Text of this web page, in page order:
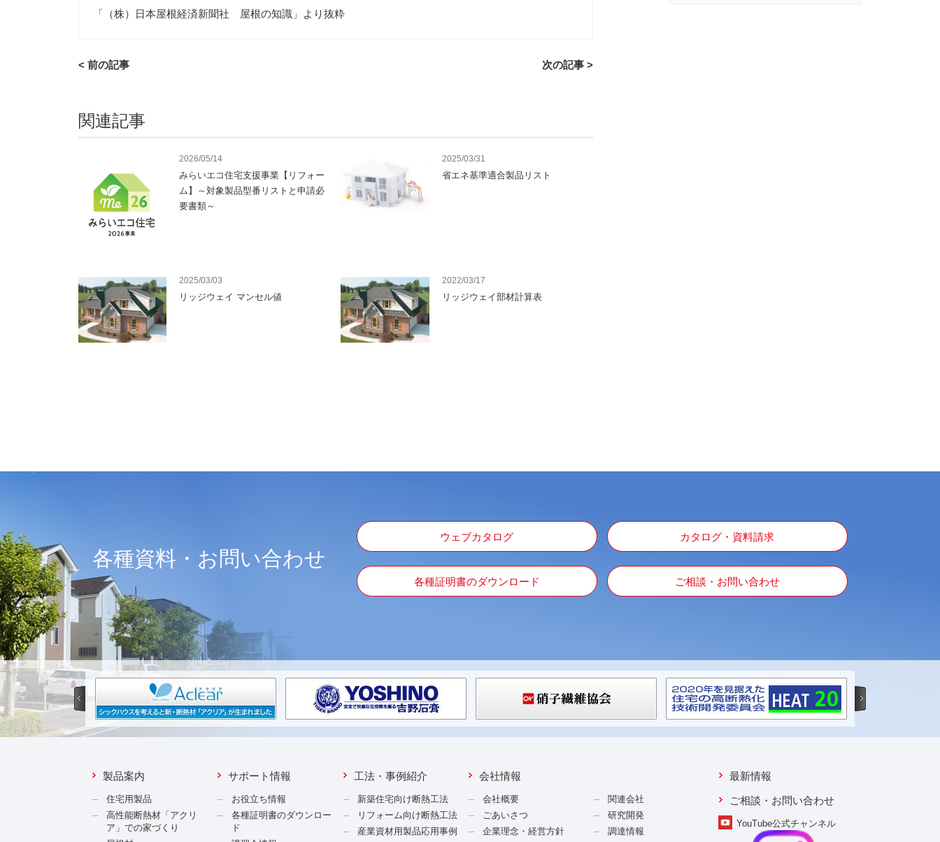
「（株）日本屋根経済新聞社 屋根の知識」より抜粋
< 前の記事 次の記事 >
関連記事
2026/05/14
みらいエコ住宅支援事業【リフォー
ム】～対象製品型番リストと申請必
要書類～
2025/03/31
省エネ基準適合製品リスト
2025/03/03
リッジウェイ マンセル値
2022/03/17
リッジウェイ部材計算表
各種資料・お問い合わせ
ウェブカタログ カタログ・資料請求
各種証明書のダウンロード ご相談・お問い合わせ
製品案内
住宅用製品
高性能断熱材「アクリ
ア」での家づくり
サポート情報
お役立ち情報
各種証明書のダウンロー
ド
工法・事例紹介
新築住宅向け断熱工法
リフォーム向け断熱工法
産業資材用製品応用事例
会社情報
会社概要
ごあいさつ
企業理念・経営方針
関連会社
研究開発
調達情報
最新情報
ご相談・お問い合わせ
YouTube公式チャンネル